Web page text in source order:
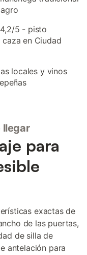
5 - pisto
en Ciudad
locales y vinos
llegar
para
exactas de
de las puertas,
de silla de
antelación para